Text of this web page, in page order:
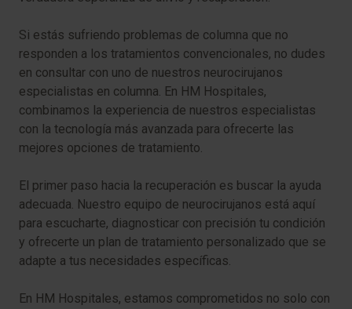
Si estás sufriendo problemas de columna que no
responden a los tratamientos convencionales, no dudes
en consultar con uno de nuestros neurocirujanos
especialistas en columna. En HM Hospitales,
combinamos la experiencia de nuestros especialistas
con la tecnología más avanzada para ofrecerte las
mejores opciones de tratamiento.
El primer paso hacia la recuperación es buscar la ayuda
adecuada. Nuestro equipo de neurocirujanos está aquí
para escucharte, diagnosticar con precisión tu condición
y ofrecerte un plan de tratamiento personalizado que se
adapte a tus necesidades específicas.
En HM Hospitales, estamos comprometidos no solo con